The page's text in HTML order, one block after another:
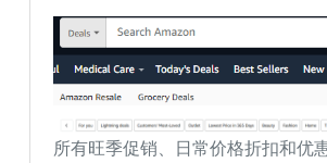
所有旺季促销、日常价格折扣和优